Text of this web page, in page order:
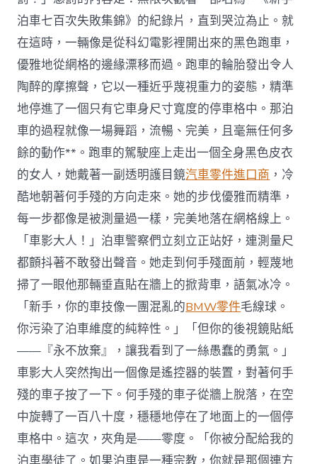
泊車七百次失敗集錦》的紀錄片，直到哭泣為止。就
在這時，一輛像是從科幻電影裡開出來的黑色跑車，
優雅地從網格的邊緣漂移而過。跑車的輪胎發出令人
陶醉的摩擦聲，它以一種近乎蔑視重力的姿態，精準
地停進了一個只有它車身尺寸寬度的停車格中。那泊
車的過程就像一場舞蹈，流暢、完美，且毫無任何多
餘的動作**。跑車的駕駛座上走出一個全身黑色皮衣
的女人，她戴著一副透明護目鏡汽車零件進口商 ，冷
酷地朝著何手殘的方向走來。她的步伐優雅而精準，
每一步都像是被測量過一樣，完美地落在網格線上。
「車影大人！」泊車警察們立刻立正站好，連測量尺
都顫抖著不敢發出聲音。她走到何手殘面前，輕蔑地
掃了一眼他那輛垂直貼在牆上的掀背車，語氣冰冷。
「新手，你的車技像一團混亂的BMW零件毛線球。
你污染了泊車維度的純粹性。」「但你的後視鏡貼紙
——『永不放棄』，讓我看到了一絲愚蠢的勇氣。」
車影大人突然掏出一個像是遙控器的裝置，對著何手
殘的車子按了一下。何手殘的車子從牆上脫落，在空
中旋轉了一百八十度，穩穩地停在了地面上的一個停
車格中。這次，夾角是——零度。「你被分配給我的
泊車學徒了。如果泊車是一種宗教，你就是那個連方